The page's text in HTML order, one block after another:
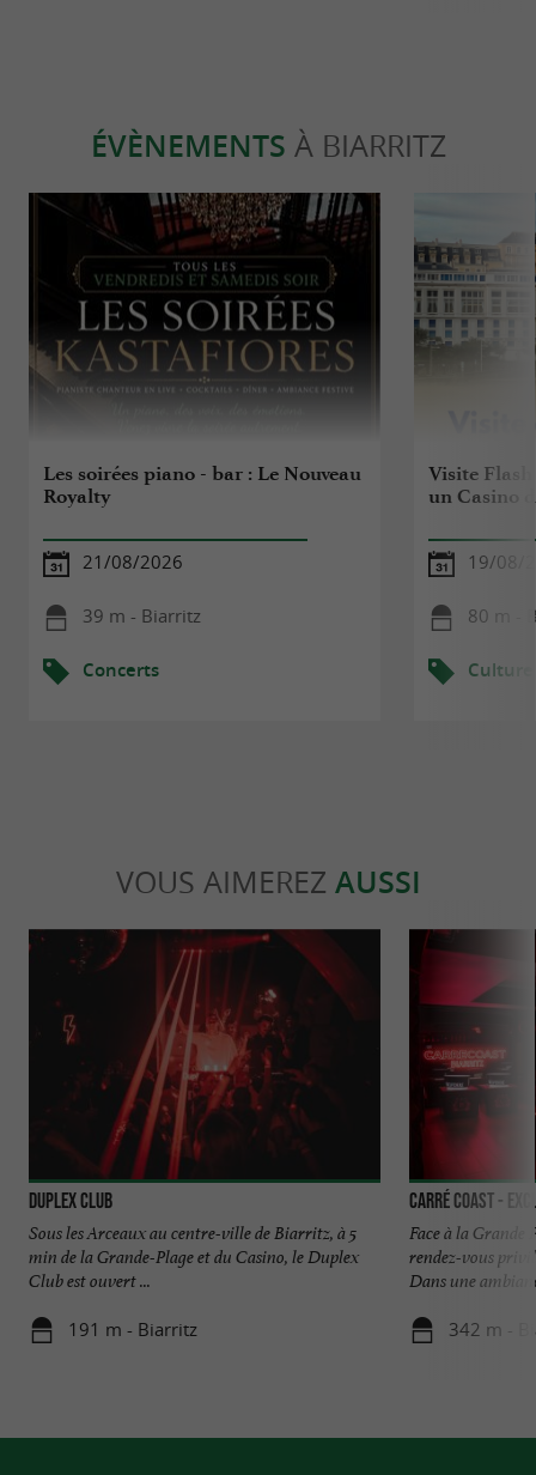
ÉVÈNEMENTS À BIARRITZ
Les soirées piano - bar : Le Nouveau
Royalty
21/08/2026
39 m - Biarritz
Concerts
Visite Flash
un Casino
19/08/
80 m -
Culture
VOUS AIMEREZ AUSSI
Duplex Club
Sous les Arceaux au centre-ville de Biarritz, à 5
min de la Grande-Plage et du Casino, le Duplex
Club est ouvert ...
191 m - Biarritz
Carré Coast -
Face à la Grande
rendez-vous
Dans une
342 m -